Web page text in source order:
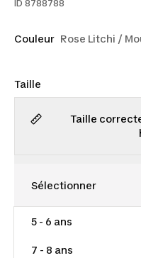
ID 8788788
Couleur Rose Litchi /
Taille
Taille
5 - 6 ans
7 - 8 ans